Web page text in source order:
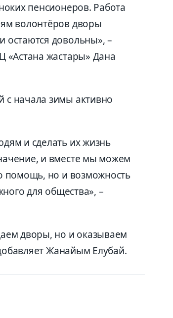
пенсионеров. Работа
волонтёров дворы
довольны», –
«Астана жастары» Дана
с начала зимы активно
и сделать их жизнь
и вместе мы можем
помощь, но и возможность
для общества», –
дворы, но и оказываем
Жанайым Елубай.